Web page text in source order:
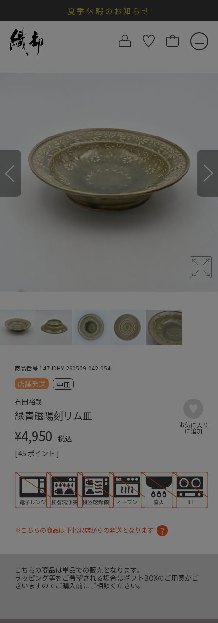
夏季休暇のお知らせ
商品番号 147-IDHY-260509-042-054
店舗発送
中皿
石田裕哉
緑青磁陽刻リム皿
¥4,950
税込
[45 ポイント ]
※こちらの商品は下北沢店からの発送となります
こちらの商品は単品での販売となります。
ラッピング等をご希望される場合はギフトBOXのご用意がご
ざいますのでご購入前にご相談ください。